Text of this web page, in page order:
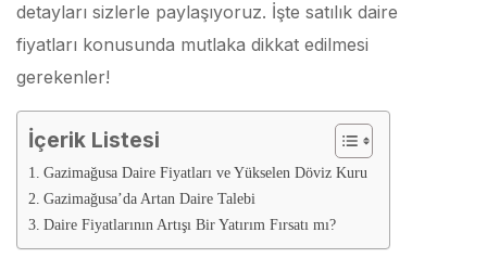
detayları sizlerle paylaşıyoruz. İşte satılık daire
fiyatları konusunda mutlaka dikkat edilmesi
gerekenler!
İçerik Listesi
Gazimağusa Daire Fiyatları ve Yükselen Döviz Kuru
Gazimağusa’da Artan Daire Talebi
Daire Fiyatlarının Artışı Bir Yatırım Fırsatı mı?